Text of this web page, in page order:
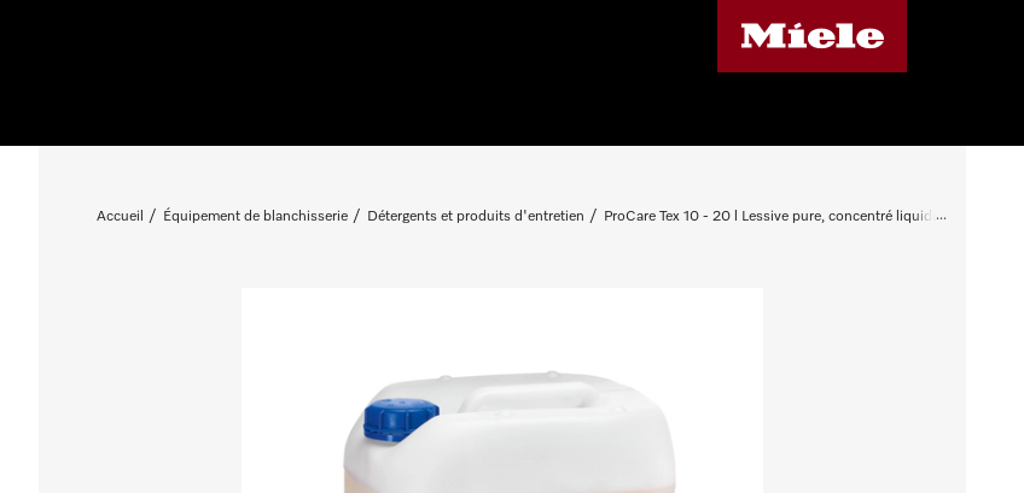
Accueil Équipement de blanchisserie Détergents et produits d'entretien ProCare Tex 10 - 20 l Lessive pure, concentré liquide, alcaline, 20 l